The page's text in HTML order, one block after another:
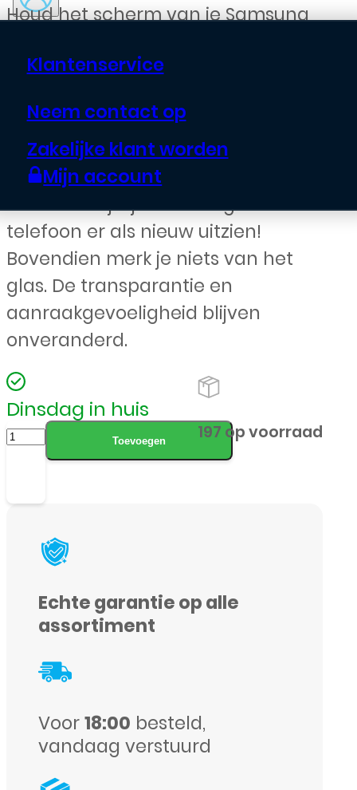
Klantenservice
Neem contact op
Zakelijke klant worden
Mijn account
Houd het scherm van je Samsung
Glass Screen Protector. De glazen
hardheid van minimaal 9H en
beschermt je scherm optimaal
tegen stoten en valpartijen.
Hierdoor blijft je Samsung mobiele
telefoon er als nieuw uitzien!
Bovendien merk je niets van het
glas. De transparantie en
aanraakgevoeligheid blijven
onveranderd.
Dinsdag in huis
Samsung
Cover
Screenprotector
Zwart
aantal
Toevoegen 197 op voorraad
Echte garantie op alle
assortiment
Voor18:00 besteld,
vandaag verstuurd